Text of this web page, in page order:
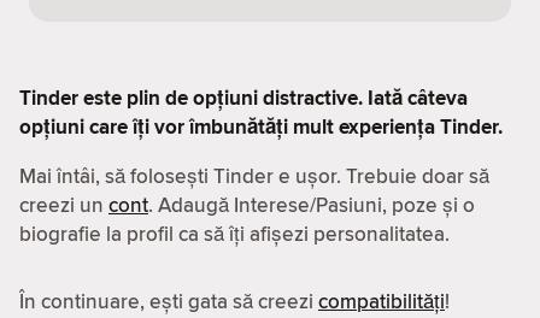
Tinder este plin de opțiuni distractive. Iată câteva
opțiuni care îți vor îmbunătăți mult experiența Tinder.
Mai întâi, să folosești Tinder e ușor. Trebuie doar să
creezi un cont. Adaugă Interese/Pasiuni, poze și o
biografie la profil ca să îți afișezi personalitatea.
În continuare, ești gata să creezi compatibilităţi!